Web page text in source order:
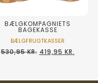
BÆLGKOMPAGNIETS
BAGEKASSE
BÆLGFRUGTKASSER
530,95KR. 419,95 KR.